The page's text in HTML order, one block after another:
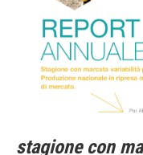
stagione con